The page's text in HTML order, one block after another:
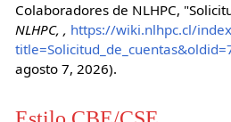
Colaboradores de NLHPC,
NLHPC, , https://wiki.nlhpc.cl/
agosto 7, 2026).